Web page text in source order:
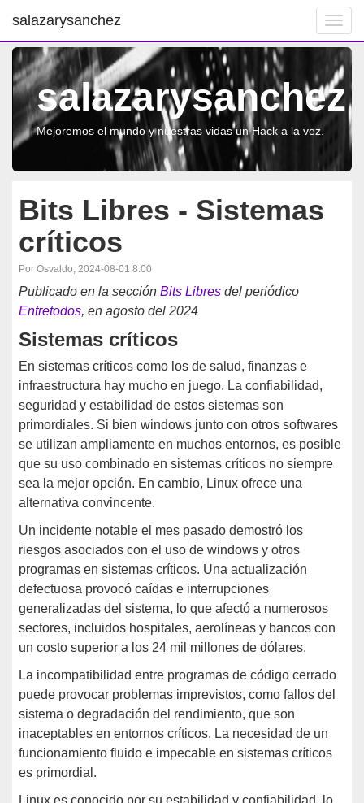
salazarysanchez
salazarysanchez
Mejoremos el mundo y nuestras vidas un Hack a la vez.
Bits Libres - Sistemas
críticos
Por Osvaldo, 2024-08-01 8:00
Publicado en la sección Bits Libres del periódico
Entretodos, en agosto del 2024
Sistemas críticos
En sistemas críticos como los de salud, finanzas e
infraestructura hay mucho en juego. La confiabilidad,
seguridad y estabilidad de estos sistemas son
primordiales. Si bien windows junto con otros softwares
se utilizan ampliamente en muchos entornos, es posible
que su uso combinado en sistemas críticos no siempre
sea la mejor opción. En cambio, Linux ofrece una
alternativa convincente.
Un incidente notable el mes pasado demostró los
riesgos asociados con el uso de windows y otros
programas en sistemas críticos. Una actualización
defectuosa provocó caídas e interrupciones
generalizadas del sistema, lo que afectó a numerosos
sectores, incluidos hospitales, aerolíneas y bancos con
un costo superior a los 24 mil millones de dólares.
La incompatibilidad entre programas de código cerrado
puede provocar problemas imprevistos, como fallos del
sistema o degradación del rendimiento, que son
inaceptables en entornos críticos. La necesidad de un
funcionamiento fluido e impecable en sistemas críticos
es primordial.
Linux es conocido por su estabilidad y confiabilidad, lo